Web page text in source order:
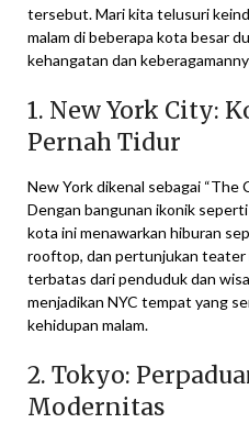
tersebut. Mari kita telusuri
malam di beberapa kota besar
kehangatan dan
1. New York City:
Pernah Tidur
New York dikenal sebagai “The
Dengan bangunan ikonik
kota ini menawarkan hiburan
rooftop, dan pertunjukan teater
terbatas dari penduduk dan
menjadikan NYC tempat yang
kehidupan malam.
2. Tokyo:
Modernitas